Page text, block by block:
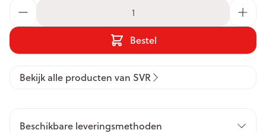
Bestel
Bekijk alle producten van SVR
Beschikbare leveringsmethoden